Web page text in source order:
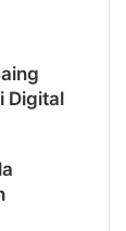
Digital